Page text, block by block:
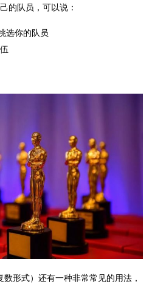
的队员，可以说：
选你的队员
形式）还有一种非常常见的用法，